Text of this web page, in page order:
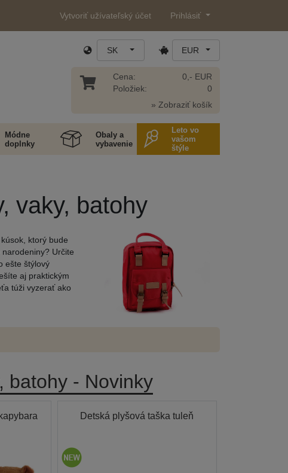
Vytvoriť užívateľský účet Prihlásiť
SK EUR
Cena:
Položiek:
0,- EUR
0
» Zobraziť košík
Módne
doplnky
Obaly a
vybavenie
Leto vo
vašom
štýle
vaky, batohy
ktorý bude
Určite
ešte štýlový
aj praktickým
túži vyzerať ako
batohy - Novinky
Detská plyšová taška tuleň